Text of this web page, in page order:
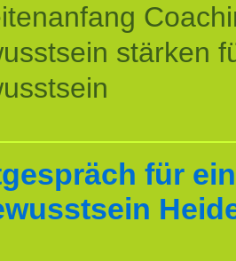
stärken
für